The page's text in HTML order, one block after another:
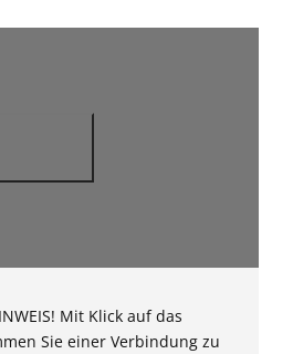
Mit Klick auf das
Sie einer Verbindung zu